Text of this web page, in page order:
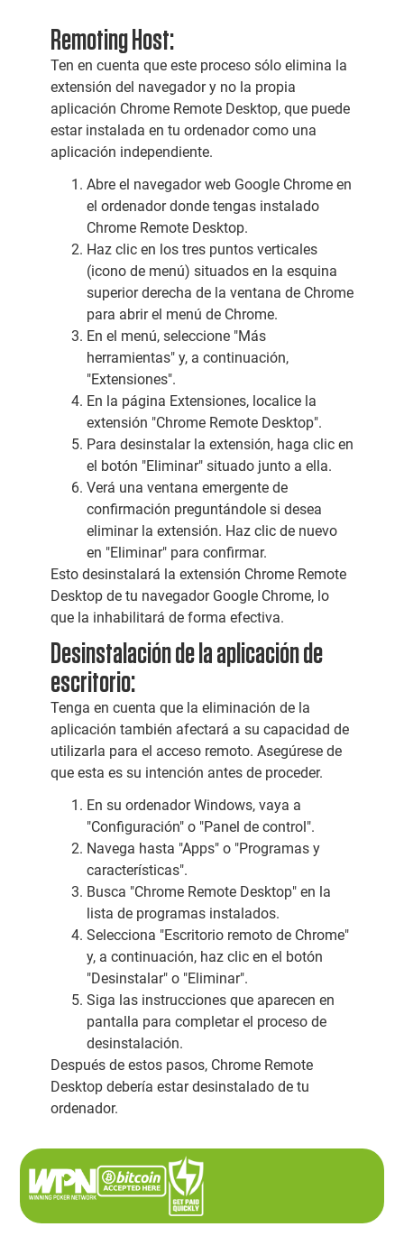
Remoting Host:
Ten en cuenta que este proceso sólo elimina la
extensión del navegador y no la propia
aplicación Chrome Remote Desktop, que puede
estar instalada en tu ordenador como una
aplicación independiente.
Abre el navegador web Google Chrome en
el ordenador donde tengas instalado
Chrome Remote Desktop.
Haz clic en los tres puntos verticales
(icono de menú) situados en la esquina
superior derecha de la ventana de Chrome
para abrir el menú de Chrome.
En el menú, seleccione "Más
herramientas" y, a continuación,
"Extensiones".
En la página Extensiones, localice la
extensión "Chrome Remote Desktop".
Para desinstalar la extensión, haga clic en
el botón "Eliminar" situado junto a ella.
Verá una ventana emergente de
confirmación preguntándole si desea
eliminar la extensión. Haz clic de nuevo
en "Eliminar" para confirmar.
Esto desinstalará la extensión Chrome Remote
Desktop de tu navegador Google Chrome, lo
que la inhabilitará de forma efectiva.
Desinstalación de la aplicación de
escritorio:
Tenga en cuenta que la eliminación de la
aplicación también afectará a su capacidad de
utilizarla para el acceso remoto. Asegúrese de
que esta es su intención antes de proceder.
En su ordenador Windows, vaya a
"Configuración" o "Panel de control".
Navega hasta "Apps" o "Programas y
características".
Busca "Chrome Remote Desktop" en la
lista de programas instalados.
Selecciona "Escritorio remoto de Chrome"
y, a continuación, haz clic en el botón
"Desinstalar" o "Eliminar".
Siga las instrucciones que aparecen en
pantalla para completar el proceso de
desinstalación.
Después de estos pasos, Chrome Remote
Desktop debería estar desinstalado de tu
ordenador.